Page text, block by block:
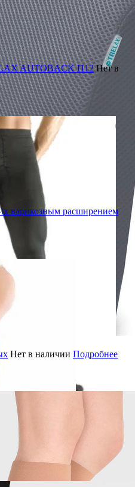
AUTOBACK П12 Нет в
варикозным расширением
Нет в наличии Подробнее